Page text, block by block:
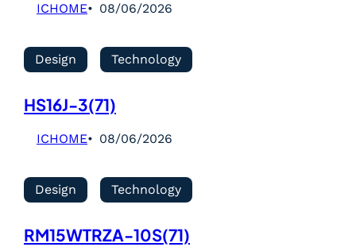
ICHOME 08/06/2026
Design Technology
HS16J-3(71)
ICHOME 08/06/2026
Design Technology
RM15WTRZA-10S(71)